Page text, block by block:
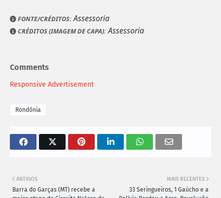
FONTE/CRÉDITOS:Assessoria
CRÉDITOS (IMAGEM DE CAPA):Assessoria
Comments
Responsive Advertisement
Rondônia
MAIS RECENTES
33 Seringueiros, 1 Gaúcho e a
ANTIGOS
Barra do Garças (MT) recebe a